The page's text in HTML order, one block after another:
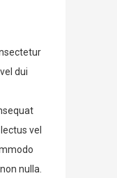
dui
vel
nulla.